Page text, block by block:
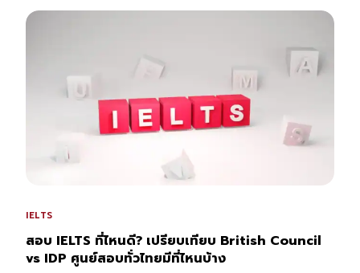
IELTS
สอบ IELTS ที่ไหนดี? เปรียบเทียบ British Council
vs IDP ศูนย์สอบทั่วไทยมีที่ไหนบ้าง